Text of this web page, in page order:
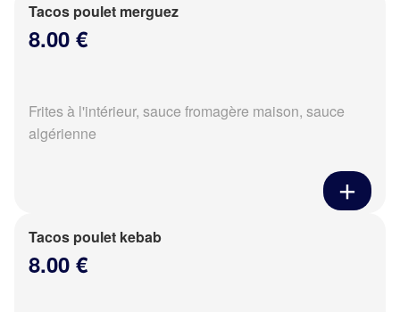
Tacos poulet merguez
8.00 €
Frites à l'intérieur, sauce fromagère maison, sauce
algérienne
Tacos poulet kebab
8.00 €